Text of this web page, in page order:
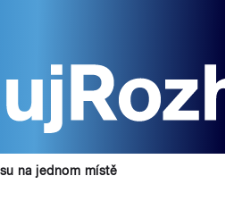
na jednom místě